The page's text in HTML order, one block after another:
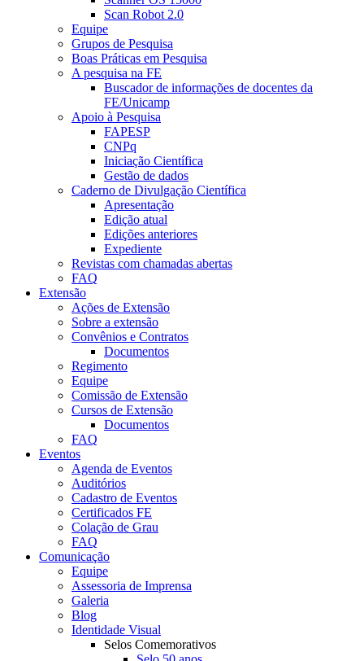
Scan Robot 2.0
Equipe
Grupos de Pesquisa
Boas Práticas em Pesquisa
A pesquisa na FE
Buscador de informações de docentes da
FE/Unicamp
Apoio à Pesquisa
FAPESP
CNPq
Iniciação Científica
Gestão de dados
Caderno de Divulgação Científica
Apresentação
Edição atual
Edições anteriores
Expediente
Revistas com chamadas abertas
FAQ
Extensão
Ações de Extensão
Sobre a extensão
Convênios e Contratos
Documentos
Regimento
Equipe
Comissão de Extensão
Cursos de Extensão
Documentos
FAQ
Eventos
Agenda de Eventos
Auditórios
Cadastro de Eventos
Certificados FE
Colação de Grau
FAQ
Comunicação
Equipe
Assessoria de Imprensa
Galeria
Blog
Identidade Visual
Selos Comemorativos